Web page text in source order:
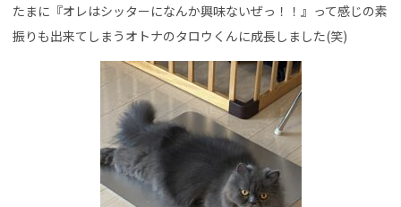
たまに『オレはシッターになんか興味ないぜっ！！』って感じの素
振りも出来てしまうオトナのタロウくんに成長しました(笑)